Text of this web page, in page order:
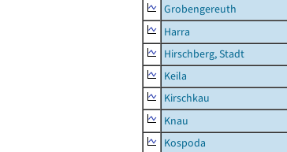
Grobengereuth
Harra
Hirschberg, Stadt
Keila
Kirschkau
Knau
Kospoda